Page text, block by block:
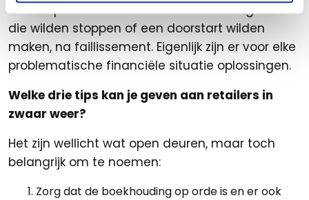
af te kopen. Ook heb ik ondernemers begeleid
die wilden stoppen of een doorstart wilden
maken, na faillissement. Eigenlijk zijn er voor elke
problematische financiële situatie oplossingen.
Welke drie tips kan je geven aan retailers in
zwaar weer?
Het zijn wellicht wat open deuren, maar toch
belangrijk om te noemen:
Zorg dat de boekhouding op orde is en er ook